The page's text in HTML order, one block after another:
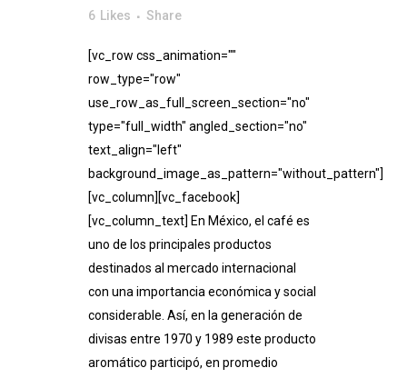
6 Likes Share
[vc_row css_animation=""
row_type="row"
use_row_as_full_screen_section="no"
type="full_width" angled_section="no"
text_align="left"
background_image_as_pattern="without_pattern"]
[vc_column][vc_facebook]
[vc_column_text] En México, el café es
uno de los principales productos
destinados al mercado internacional
con una importancia económica y social
considerable. Así, en la generación de
divisas entre 1970 y 1989 este producto
aromático participó, en promedio